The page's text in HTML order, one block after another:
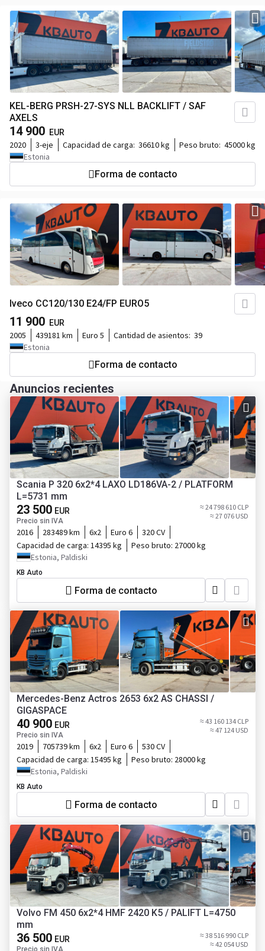
KEL-BERG PRSH-27-SYS NLL BACKLIFT / SAF
AXELS
14 900 EUR
2020 3-eje Capacidad de carga: 36610 kg Peso bruto: 45000 kg
Estonia
Forma de contacto
Iveco CC120/130 E24/FP EURO5
11 900 EUR
2005 439181 km Euro 5 Cantidad de asientos: 39
Estonia
Forma de contacto
Anuncios recientes
Scania P 320 6x2*4 LAXO LD186VA-2 / PLATFORM
L=5731 mm
23 500 EUR
Precio sin IVA
≈ 24 798 610 CLP
≈ 27 076 USD
2016 283489 km 6x2 Euro 6
320 CV
Capacidad de carga: 14395 kg Peso bruto: 27000 kg
Estonia, Paldiski
KB Auto
Forma de contacto
Mercedes-Benz Actros 2653 6x2 AS CHASSI /
GIGASPACE
40 900 EUR
Precio sin IVA
≈ 43 160 134 CLP
≈ 47 124 USD
2019 705739 km 6x2 Euro 6
530 CV
Capacidad de carga: 15495 kg Peso bruto: 28000 kg
Estonia, Paldiski
KB Auto
Forma de contacto
Volvo FM 450 6x2*4 HMF 2420 K5 / PALIFT L=4750
mm
36 500 EUR
Precio sin IVA
≈ 38 516 990 CLP
≈ 42 054 USD